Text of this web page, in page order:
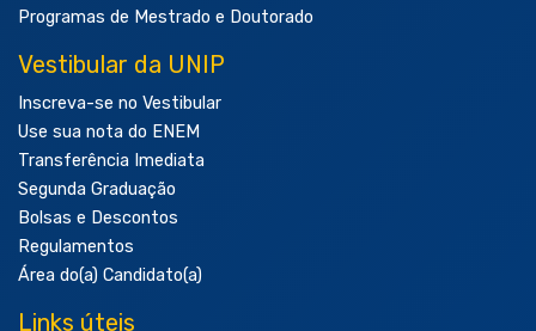
Programas de Mestrado e Doutorado
Vestibular da UNIP
Inscreva-se no Vestibular
Use sua nota do ENEM
Transferência Imediata
Segunda Graduação
Bolsas e Descontos
Regulamentos
Área do(a) Candidato(a)
Links úteis